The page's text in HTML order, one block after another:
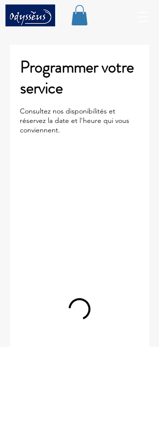
Programmer votre
service
Consultez nos disponibilités et
réservez la date et l'heure qui vous
conviennent.